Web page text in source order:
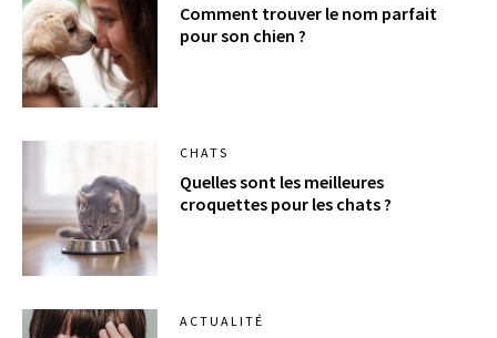
Comment trouver le nom parfait
pour son chien ?
CHATS
Quelles sont les meilleures
croquettes pour les chats ?
ACTUALITÉ